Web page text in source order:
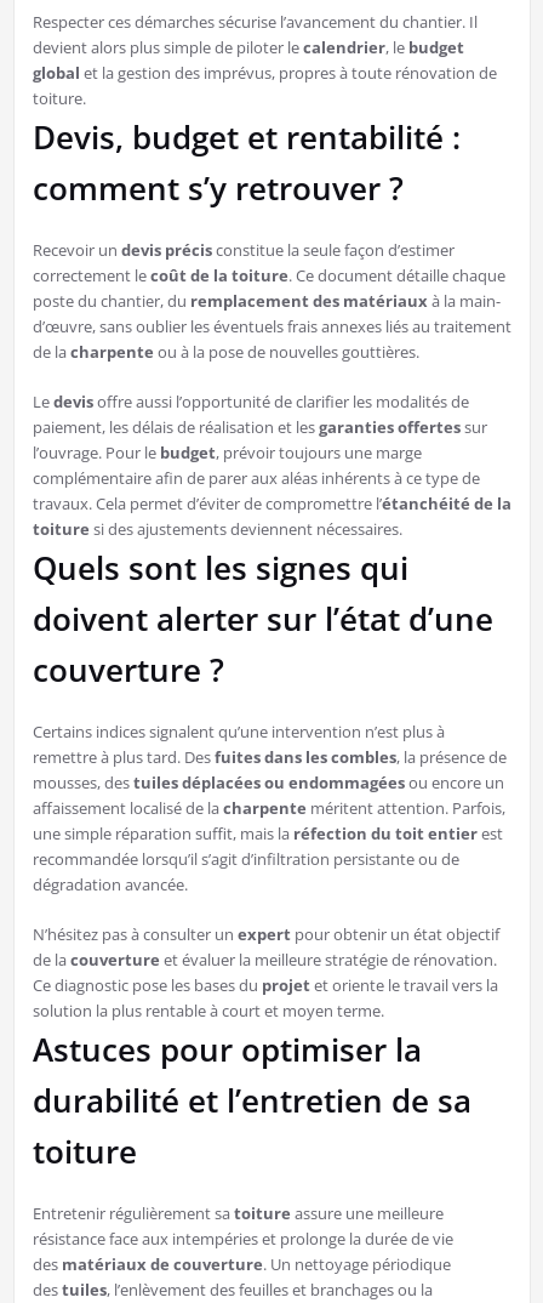
Respecter ces démarches sécurise l’avancement du chantier. Il
devient alors plus simple de piloter lecalendrier, le budget
global et la gestion des imprévus, propres à toute rénovation de
toiture.
Devis, budget et rentabilité :
comment s’y retrouver ?
Recevoir un devis précisconstitue la seule façon d’estimer
correctement lecoût de la toiture. Ce document détaille chaque
poste du chantier, du remplacement des matériaux à la main-
d’œuvre, sans oublier les éventuels frais annexes liés au traitement
de lacharpente ou à la pose de nouvelles gouttières.
Ledevisoffre aussi l’opportunité de clarifier les modalités de
paiement, les délais de réalisation et lesgaranties offertessur
l’ouvrage. Pour le budget, prévoir toujours une marge
complémentaire afin de parer aux aléas inhérents à ce type de
travaux. Cela permet d’éviter de compromettre l’étanchéité de la
toiture si des ajustements deviennent nécessaires.
Quels sont les signes qui
doivent alerter sur l’état d’une
couverture ?
Certains indices signalent qu’une intervention n’est plus à
remettre à plus tard. Desfuites dans les combles, la présence de
mousses, destuiles déplacées ou endommagéesou encore un
affaissement localisé de lacharpente méritent attention. Parfois,
une simple réparation suffit, mais la réfection du toit entierest
recommandée lorsqu’il s’agit d’infiltration persistante ou de
dégradation avancée.
N’hésitez pas à consulter un expertpour obtenir un état objectif
de lacouverture et évaluer la meilleure stratégie de rénovation.
Ce diagnostic pose les bases du projetet oriente le travail vers la
solution la plus rentable à court et moyen terme.
Astuces pour optimiser la
durabilité et l’entretien de sa
toiture
Entretenir régulièrement satoiture assure une meilleure
résistance face aux intempéries et prolonge la durée de vie
des matériaux de couverture. Un nettoyage périodique
destuiles, l’enlèvement des feuilles et branchages ou la